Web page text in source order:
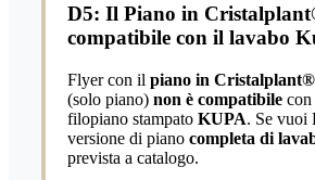
D5: Il Piano in
compatibile con il lavabo
Flyer con il piano in
(solo piano) non è compatibile
filopiano stampato KUPA. Se vuoi
versione di piano completa di
prevista a catalogo.